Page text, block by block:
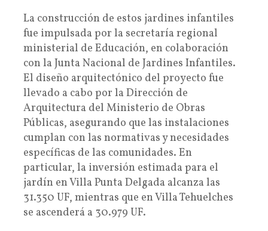
La construcción de estos jardines infantiles
fue impulsada por la secretaría regional
ministerial de Educación, en colaboración
con la Junta Nacional de Jardines Infantiles.
El diseño arquitectónico del proyecto fue
llevado a cabo por la Dirección de
Arquitectura del Ministerio de Obras
Públicas, asegurando que las instalaciones
cumplan con las normativas y necesidades
específicas de las comunidades. En
particular, la inversión estimada para el
jardín en Villa Punta Delgada alcanza las
31.350 UF, mientras que en Villa Tehuelches
se ascenderá a 30.979 UF.